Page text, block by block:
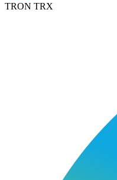
TRON TRX